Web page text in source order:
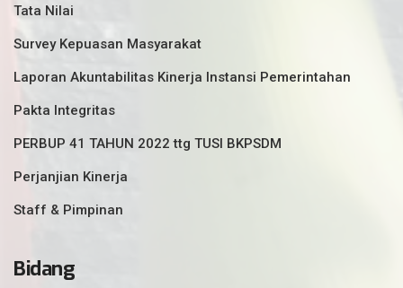
Tata Nilai
Survey Kepuasan Masyarakat
Laporan Akuntabilitas Kinerja Instansi Pemerintahan
Pakta Integritas
PERBUP 41 TAHUN 2022 ttg TUSI BKPSDM
Perjanjian Kinerja
Staff & Pimpinan
Bidang